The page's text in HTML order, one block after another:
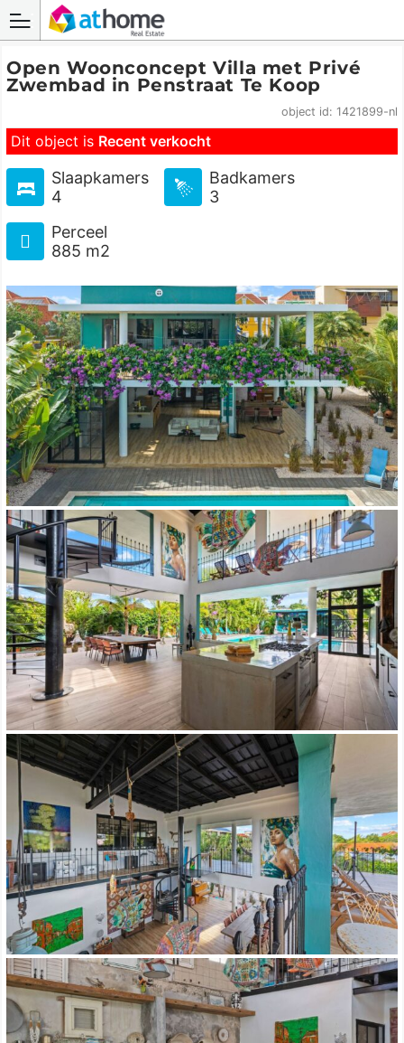
Open Woonconcept Villa met Privé
Zwembad in Penstraat Te Koop
object id: 1421899-nl
Dit object is Recent verkocht
Slaapkamers
4
Badkamers
3
Perceel
885 m2